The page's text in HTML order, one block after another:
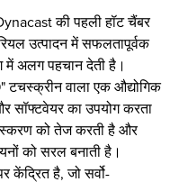
की पहली हॉट चैंबर
उत्पादन में सफलतापूर्वक
में अलग पहचान देती है।
टचस्क्रीन वाला एक औद्योगिक
सॉफ्टवेयर का उपयोग करता
को तेज करती है और
को सरल बनाती है।
केंद्रित है, जो सर्वो-